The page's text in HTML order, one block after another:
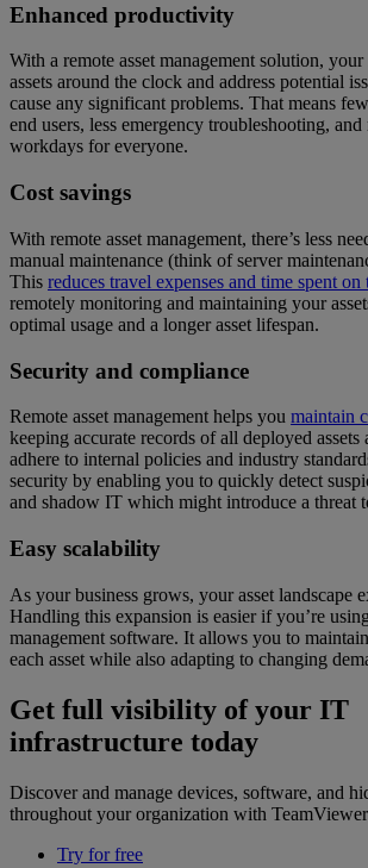
Enhanced productivity
With a remote asset management solution,
assets around the clock and address potential
cause any significant problems. That means
end users, less emergency troubleshooting,
workdays for everyone.
Cost savings
With remote asset management, there’s less
manual maintenance (think of server
This reduces travel expenses and time spent on
remotely monitoring and maintaining your
optimal usage and a longer asset lifespan.
Security and compliance
Remote asset management helps you maintain
keeping accurate records of all deployed assets
adhere to internal policies and industry
security by enabling you to quickly detect
and shadow IT which might introduce a threat
Easy scalability
As your business grows, your asset landscape
Handling this expansion is easier if you’re
management software. It allows you to
each asset while also adapting to changing
Get full visibility of your IT
infrastructure today
Discover and manage devices, software, and
throughout your organization with
Try for free